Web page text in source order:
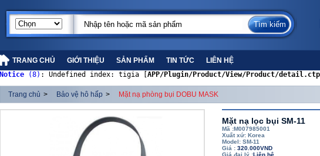
TRANG CHỦ GIỚI THIỆU SẢN PHẨM TIN TỨC LIÊN HỆ
Notice (8) : Undefined index: tigia [ APP/Plugin/Product/View/Product/detail.ctp
Trang chủ > Bảo vệ hô hấp > Mặt nạ phòng bụi DOBU MASK
Mặt nạ lọc bụi SM-11
Mã :M007985001
Xuất xứ: Korea
Model: SM-11
Giá : 320.000VND
Giá đại lý :Liên hệ